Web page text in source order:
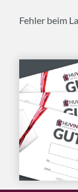
Fehler beim